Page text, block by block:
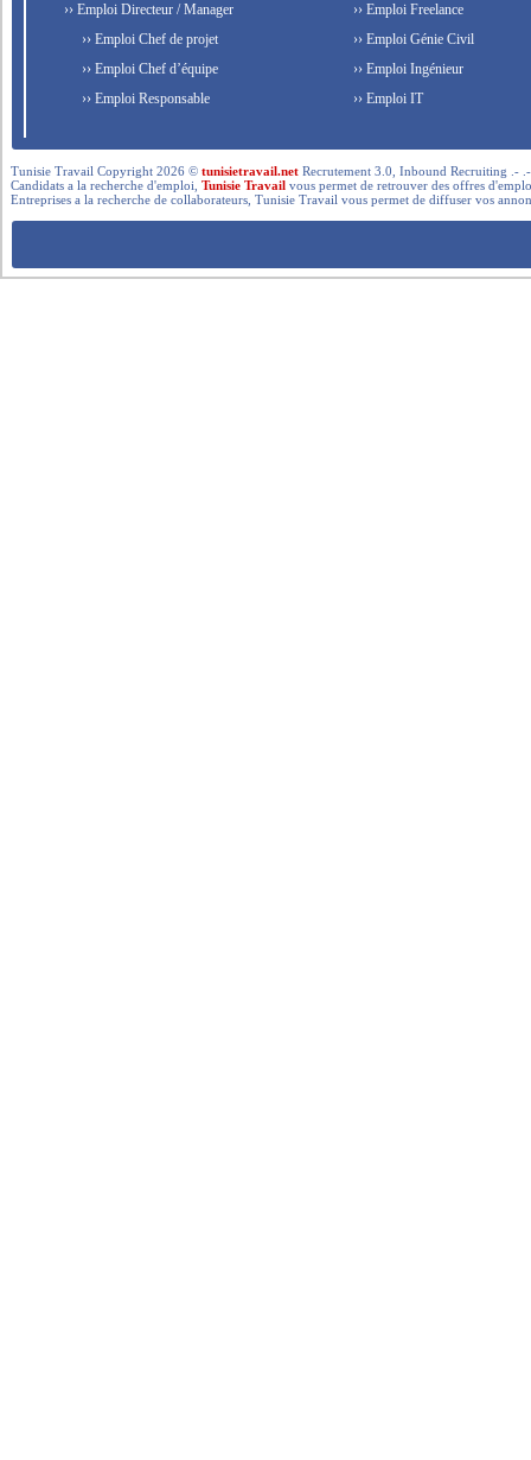
›› Emploi Directeur / Manager
›› Emploi Chef de projet
›› Emploi Chef d’équipe
›› Emploi Responsable
›› Emploi Freelance
›› Emploi Génie Civil
›› Emploi Ingénieur
›› Emploi IT
Tunisie Travail Copyright 2026 ©tunisietravail.net Recrutement 3.0, Inbound Recruiting .-
Candidats a la recherche d'emploi,Tunisie Travail vous permet de retrouver des offres
Entreprises a la recherche de collaborateurs, Tunisie Travail vous permet de diffuser vos